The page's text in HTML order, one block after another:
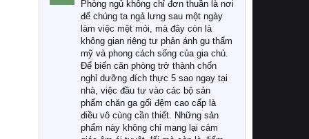
Phòng ngủ không chỉ đơn thuần là nơi
để chúng ta ngả lưng sau một ngày
làm việc mệt mỏi, mà đây còn là
không gian riêng tư phản ánh gu thẩm
mỹ và phong cách sống của gia chủ.
Để biến căn phòng trở thành chốn
nghỉ dưỡng đích thực 5 sao ngay tại
nhà, việc đầu tư vào các bộ sản
phẩm chăn ga gối đệm cao cấp là
điều vô cùng cần thiết. Những sản
phẩm này không chỉ mang lại cảm